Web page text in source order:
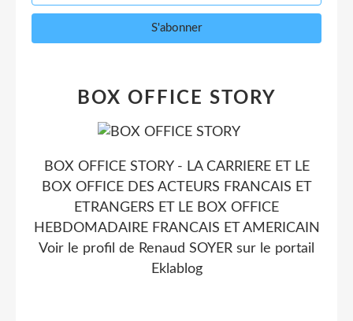
BOX OFFICE STORY
BOX OFFICE STORY - LA CARRIERE ET LE
BOX OFFICE DES ACTEURS FRANCAIS ET
ETRANGERS ET LE BOX OFFICE
HEBDOMADAIRE FRANCAIS ET AMERICAIN
Voir le profil de Renaud SOYER sur le portail
Eklablog